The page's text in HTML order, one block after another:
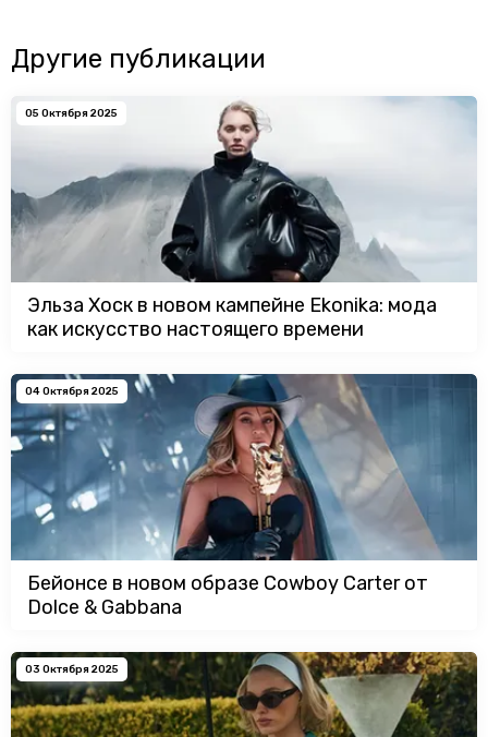
Другие публикации
05 Октября 2025
Эльза Хоск в новом кампейне Ekonika: мода
как искусство настоящего времени
04 Октября 2025
Бейонсе в новом образе Cowboy Carter от
Dolce & Gabbana
03 Октября 2025